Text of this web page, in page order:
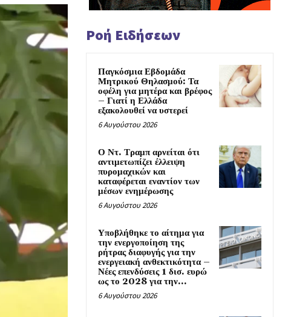
Ροή Ειδήσεων
Παγκόσμια Εβδομάδα
Μητρικού Θηλασμού: Τα
οφέλη για μητέρα και βρέφος
– Γιατί η Ελλάδα
εξακολουθεί να υστερεί
6 Αυγούστου 2026
Ο Ντ. Τραμπ αρνείται ότι
αντιμετωπίζει έλλειψη
πυρομαχικών και
καταφέρεται εναντίον των
μέσων ενημέρωσης
6 Αυγούστου 2026
Υποβλήθηκε το αίτημα για
την ενεργοποίηση της
ρήτρας διαφυγής για την
ενεργειακή ανθεκτικότητα –
Νέες επενδύσεις 1 δισ. ευρώ
ως το 2028 για την...
6 Αυγούστου 2026